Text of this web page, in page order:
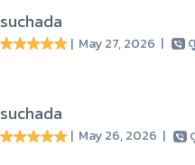
suchada
| May 27, 2026 |
suchada
| May 26, 2026 |